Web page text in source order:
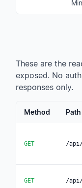
These are the
exposed. No
responses only.
Method Path
GET /
GET /